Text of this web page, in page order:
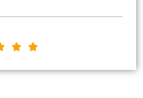
i
d
 C